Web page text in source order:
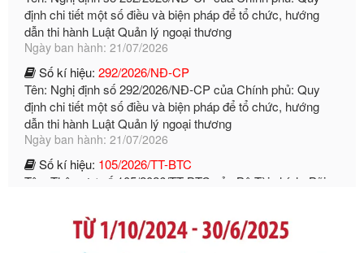
Số kí hiệu:292/2026/NĐ-CP
Tên: Nghị định số 292/2026/NĐ-CP của Chính phủ: Quy
định chi tiết một số điều và biện pháp để tổ chức, hướng
dẫn thi hành Luật Quản lý ngoại thương
Ngày ban hành: 21/07/2026
Số kí hiệu:105/2026/TT-BTC
Tên: Thông tư số 105/2026/TT-BTC của Bộ Tài chính: Bãi
bỏ Thông tư số 87/2019/TT- BТC ngày 19 tháng 12 năm
2019 của Bộ trưởng Bộ Tài chính hướng dẫn thực hiện xử
phạt vi phạm hành chính trong lĩnh vực kho bạc nhà nước
Số kí hiệu:
Tên: Nghị định số 291/2026/NĐ-CP của Chính phủ: Sửa